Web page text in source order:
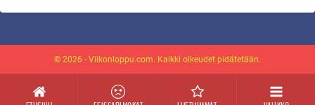
© 2026 - Viikonloppu.com. Kaikki oikeudet pidätetään.